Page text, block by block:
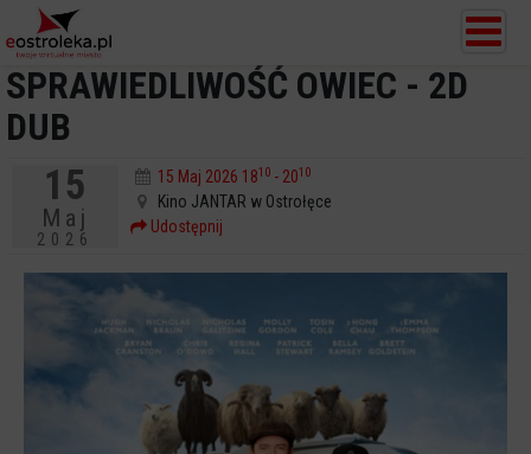
SPRAWIEDLIWOŚĆ OWIEC - 2D
DUB
15
Maj
2026
15 Maj 2026 1810 - 2010
Kino JANTAR w Ostrołęce
Udostępnij